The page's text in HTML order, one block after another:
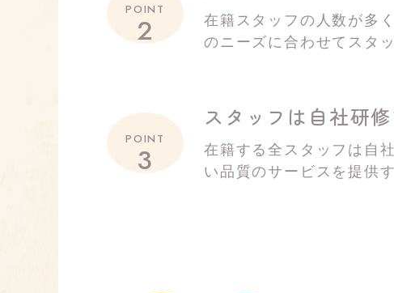
POINT
2
在籍スタッフの人数が多
のニーズに合わせてスタ
POINT
3
スタッフは自社研
在籍する全スタッフは自
い品質のサービスを提供